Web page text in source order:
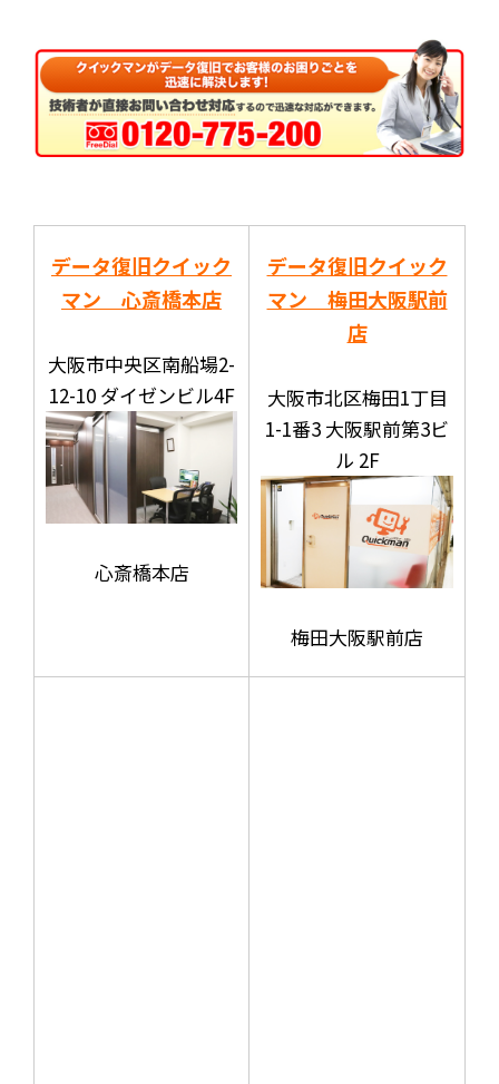
データ復旧クイック
マン 心斎橋本店
大阪市中央区南船場2-
12-10 ダイゼンビル4F
心斎橋本店
データ復旧クイック
マン 梅田大阪駅前
店
大阪市北区梅田1丁目
1-1番3 大阪駅前第3ビ
ル 2F
梅田大阪駅前店